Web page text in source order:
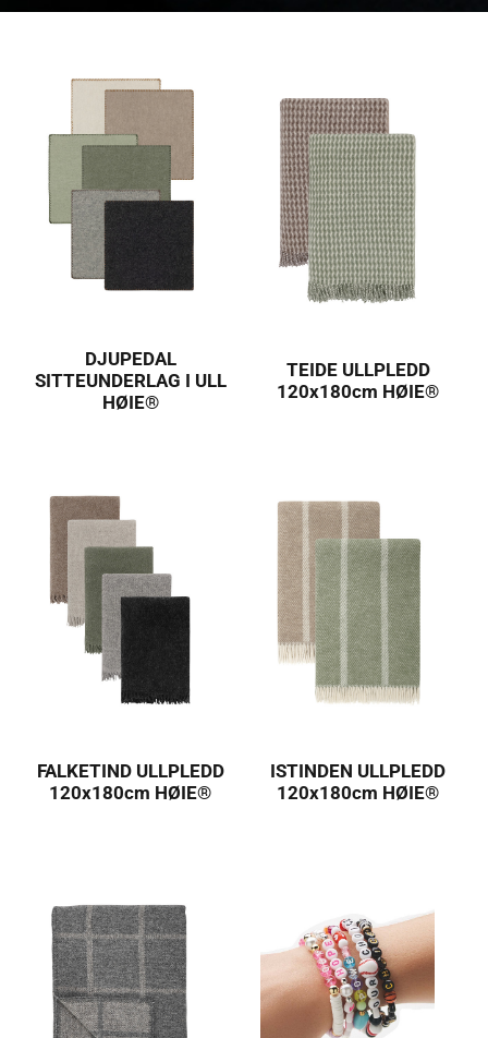
DJUPEDAL
SITTEUNDERLAG I ULL
HØIE®
TEIDE ULLPLEDD
120x180cm HØIE®
FALKETIND ULLPLEDD
120x180cm HØIE®
ISTINDEN ULLPLEDD
120x180cm HØIE®